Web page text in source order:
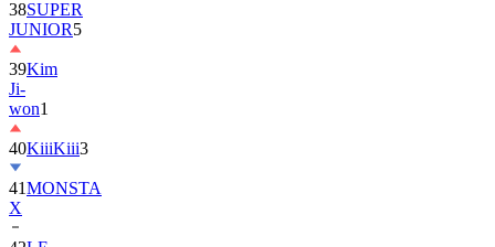
39Kim
Ji-
won1
40KiiiKiii
41MONSTA
X
42
SSERAFIM